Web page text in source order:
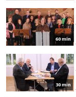
60 min
30 min